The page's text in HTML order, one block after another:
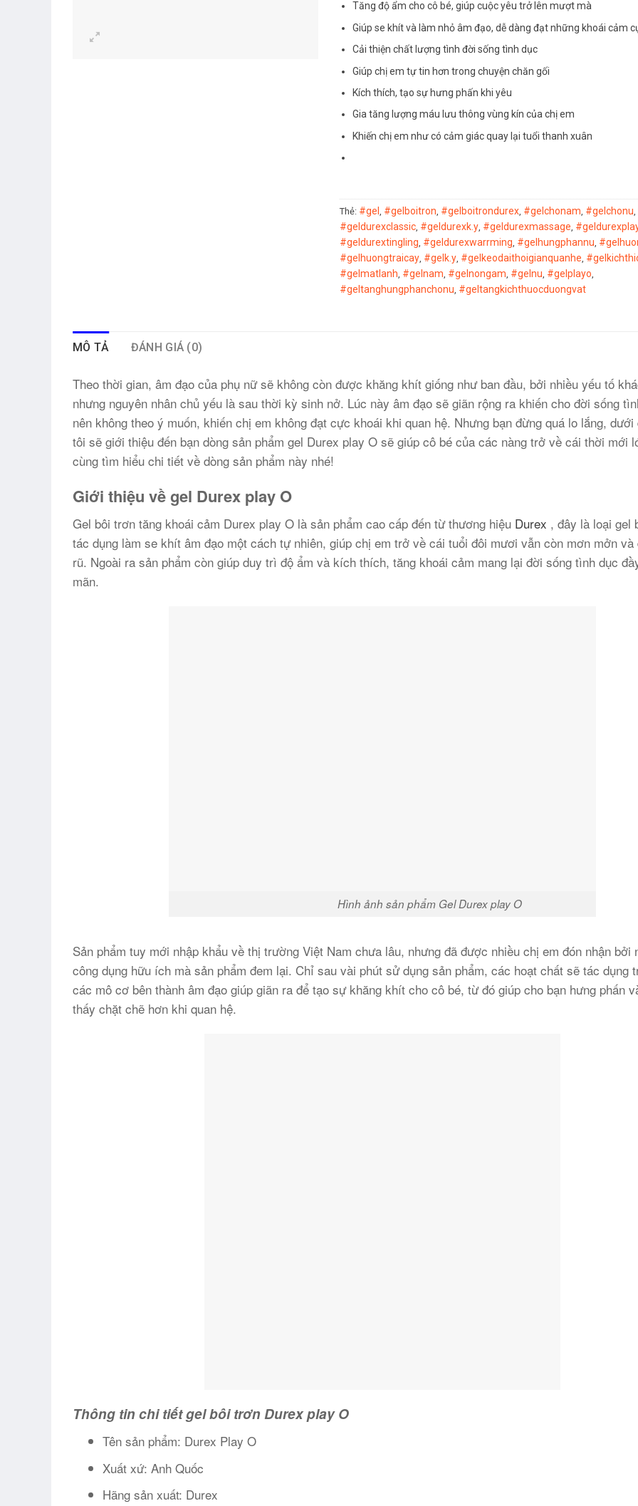
Tăng độ ẩm cho cô bé, giúp cuộc yêu trở lên mượt mà
Giúp se khít và làm nhỏ âm đạo, dễ dàng đạt những khoái cảm
Cải thiện chất lượng tình đời sống tình dục
Giúp chị em tự tin hơn trong chuyện chăn gối
Kích thích, tạo sự hưng phấn khi yêu
Gia tăng lượng máu lưu thông vùng kín của chị em
Khiến chị em như có cảm giác quay lại tuổi thanh xuân
Thẻ: #gel , #gelboitron, #gelboitrondurex, #gelchonam, #gelchonu,
#geldurexclassic, #geldurexk.y, #geldurexmassage,
#geldurextingling, #geldurexwarrming, #gelhungphannu,
#gelhuongtraicay, #gelk.y, #gelkeodaithoigianquanhe,
#gelmatlanh, #gelnam, #gelnongam, #gelnu, #gelplayo,
#geltanghungphanchonu, #geltangkichthuocduongvat
MÔ TẢ ĐÁNH GIÁ (0)
Theo thời gian, âm đạo của phụ nữ sẽ không còn được khăng khít giống như ban đầu, bởi nhiều yếu tố
nhưng nguyên nhân chủ yếu là sau thời kỳ sinh nở. Lúc này âm đạo sẽ giãn rộng ra khiến cho đời sống
nên không theo ý muốn, khiến chị em không đạt cực khoái khi quan hệ. Nhưng bạn đừng quá lo lắng, dưới
tôi sẽ giới thiệu đến bạn dòng sản phẩm gel Durex play O sẽ giúp cô bé của các nàng trở về cái thời mới
cùng tìm hiểu chi tiết về dòng sản phẩm này nhé!
Giới thiệu về gel Durex play O
Gel bôi trơn tăng khoái cảm Durex play O là sản phẩm cao cấp đến từ thương hiệu Durex , đây là loại gel
tác dụng làm se khít âm đạo một cách tự nhiên, giúp chị em trở về cái tuổi đôi mươi vẫn còn mơn mởn và
rũ. Ngoài ra sản phẩm còn giúp duy trì độ ẩm và kích thích, tăng khoái cảm mang lại đời sống tình dục
mãn.
Hình ảnh sản phẩm Gel Durex play O
Sản phẩm tuy mới nhập khẩu về thị trường Việt Nam chưa lâu, nhưng đã được nhiều chị em đón nhận bởi
công dụng hữu ích mà sản phẩm đem lại. Chỉ sau vài phút sử dụng sản phẩm, các hoạt chất sẽ tác dụng
các mô cơ bên thành âm đạo giúp giãn ra để tạo sự khăng khít cho cô bé, từ đó giúp cho bạn hưng phấn
thấy chặt chẽ hơn khi quan hệ.
Thông tin chi tiết gel bôi trơn Durex play O
Tên sản phẩm: Durex Play O
Xuất xứ: Anh Quốc
Hãng sản xuất: Durex